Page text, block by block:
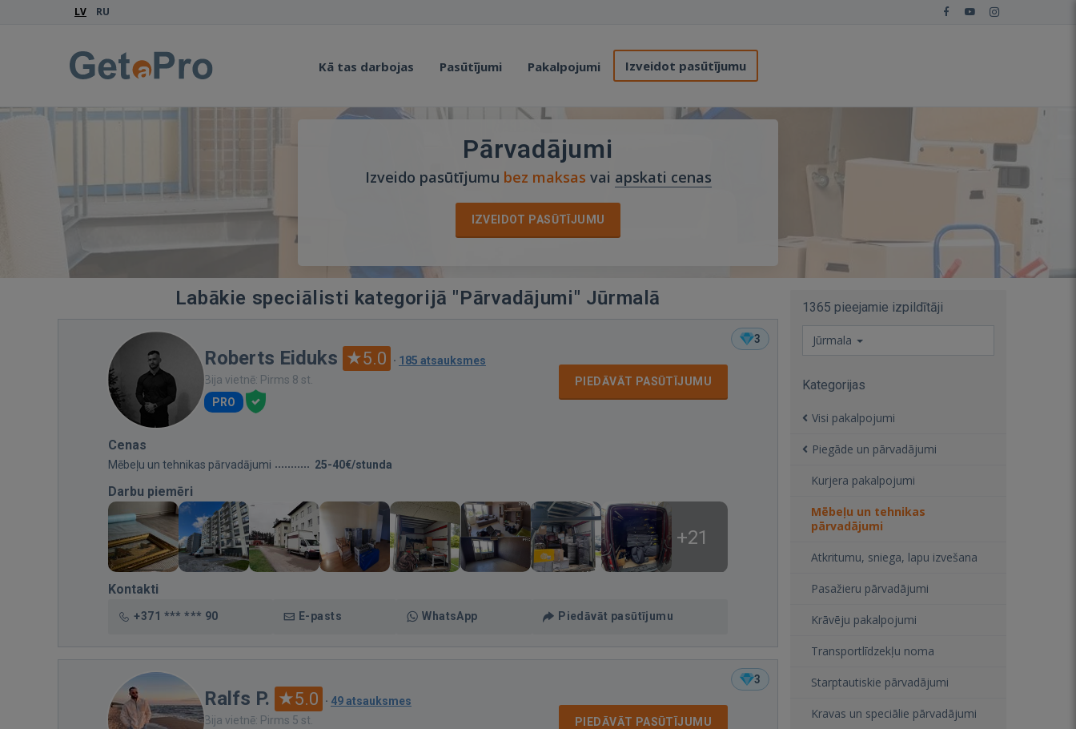
LV RU
Kā tas darbojas Pasūtījumi Pakalpojumi Izveidot pasūtījumu
Pārvadājumi
Izveido pasūtījumu bez maksas vai apskati cenas
IZVEIDOT PASŪTĪJUMU
Labākie speciālisti kategorijā "Pārvadājumi" Jūrmalā
3
Roberts Eiduks 5.0 · 185 atsauksmes
Bija vietnē: Pirms 8 st.
PRO
PIEDĀVĀT PASŪTĪJUMU
Cenas
Mēbeļu un tehnikas pārvadājumi 25-40€/stunda
Darbu piemēri
+21
Kontakti
+371 *** *** 90 E-pasts WhatsApp Piedāvāt pasūtījumu
3
Ralfs P. 5.0 · 49 atsauksmes
Bija vietnē: Pirms 5 st.
PIEDĀVĀT PASŪTĪJUMU
1365 pieejamie izpildītāji
Jūrmala
Kategorijas
Visi pakalpojumi
Piegāde un pārvadājumi
Kurjera pakalpojumi
Mēbeļu un tehnikas
pārvadājumi
Atkritumu, sniega, lapu izvešana
Pasažieru pārvadājumi
Krāvēju pakalpojumi
Transportlīdzekļu noma
Starptautiskie pārvadājumi
Kravas un speciālie pārvadājumi